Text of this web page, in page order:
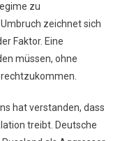
zu
zeichnet sich
Faktor. Eine
müssen, ohne
hat verstanden, dass
treibt. Deutsche